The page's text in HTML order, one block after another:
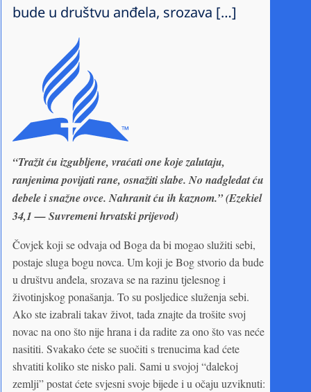
bude u društvu anđela, srozava […]
“Tražit ću izgubljene, vraćati one koje zalutaju,
ranjenima povijati rane, osnažiti slabe. No nadgledat ću
debele i snažne ovce. Nahranit ću ih kaznom.” (Ezekiel
34,1 — Suvremeni hrvatski prijevod)
Čovjek koji se odvaja od Boga da bi mogao služiti sebi,
postaje sluga bogu novca. Um koji je Bog stvorio da bude
u društvu anđela, srozava se na razinu tjelesnog i
životinjskog ponašanja. To su posljedice služenja sebi.
Ako ste izabrali takav život, tada znajte da trošite svoj
novac na ono što nije hrana i da radite za ono što vas neće
nasititi. Svakako ćete se suočiti s trenucima kad ćete
shvatiti koliko ste nisko pali. Sami u svojoj “dalekoj
zemlji” postat ćete svjesni svoje bijede i u očaju uzviknuti: